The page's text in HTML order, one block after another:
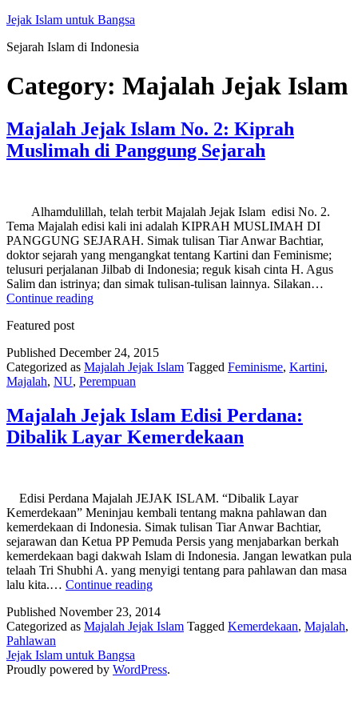
Skip
content
Jejak Islam untuk Bangsa
Sejarah Islam di Indonesia
Category: Majalah Jejak Islam
Majalah Jejak Islam No. 2: Kiprah
Muslimah di Panggung Sejarah
Alhamdulillah, telah terbit Majalah Jejak Islam edisi No. 2.
Tema Majalah edisi kali ini adalah KIPRAH MUSLIMAH DI
PANGGUNG SEJARAH. Simak tulisan Tiar Anwar Bachtiar,
doktor sejarah yang mengangkat tentang Kartini dan Feminisme;
telusuri perjalanan Jilbab di Indonesia; reguk kisah cinta H. Agus
Salim dan istrinya; dan simak tulisan-tulisan lainnya. Silakan…
Continue readingMajalah
2:
Kiprah
Muslimah
Panggung
Sejarah
Featured post
Published December 24, 2015
Categorized as Majalah Jejak Islam Tagged Feminisme, Kartini,
Majalah, NU, Perempuan
Majalah Jejak Islam Edisi Perdana:
Dibalik Layar Kemerdekaan
Edisi Perdana Majalah JEJAK ISLAM. “Dibalik Layar
Kemerdekaan” Meninjau kembali tentang makna pahlawan dan
kemerdekaan di Indonesia. Simak tulisan Tiar Anwar Bachtiar,
sejarawan dan Ketua PP Pemuda Persis yang menjabarkan berkah
kemerdekaan bagi dakwah Islam di Indonesia. Jangan lewatkan pula
telaah Tri Shubhi A. yang menyigi tentang para pahlawan dan masa
lalu kita.… Continue readingMajalah
Islam
Edisi
Layar
Published November 23, 2014
Categorized as Majalah Jejak Islam Tagged Kemerdekaan, Majalah,
Pahlawan
Jejak Islam untuk Bangsa
Proudly powered by WordPress.